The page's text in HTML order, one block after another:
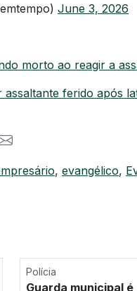
June 3, 2026
morto ao reagir a
ferido após
, evangélico,
Polícia
Guarda municipal é